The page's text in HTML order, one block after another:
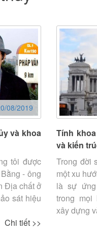
08/2019
và khoa
tôi được
- ông
Địa chất ở
sát hiệu
Chi tiết >>
Tính
và kiến
Trong đời
một xu
là sự
trong
xây dựng